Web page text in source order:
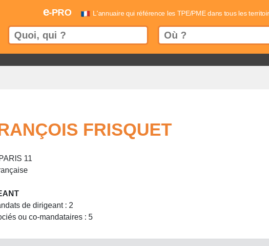
e-PRO L'annuaire qui référence les TPE/PME dans tous les
FRISQUET
11
de dirigeant : 2
ou co-mandataires : 5